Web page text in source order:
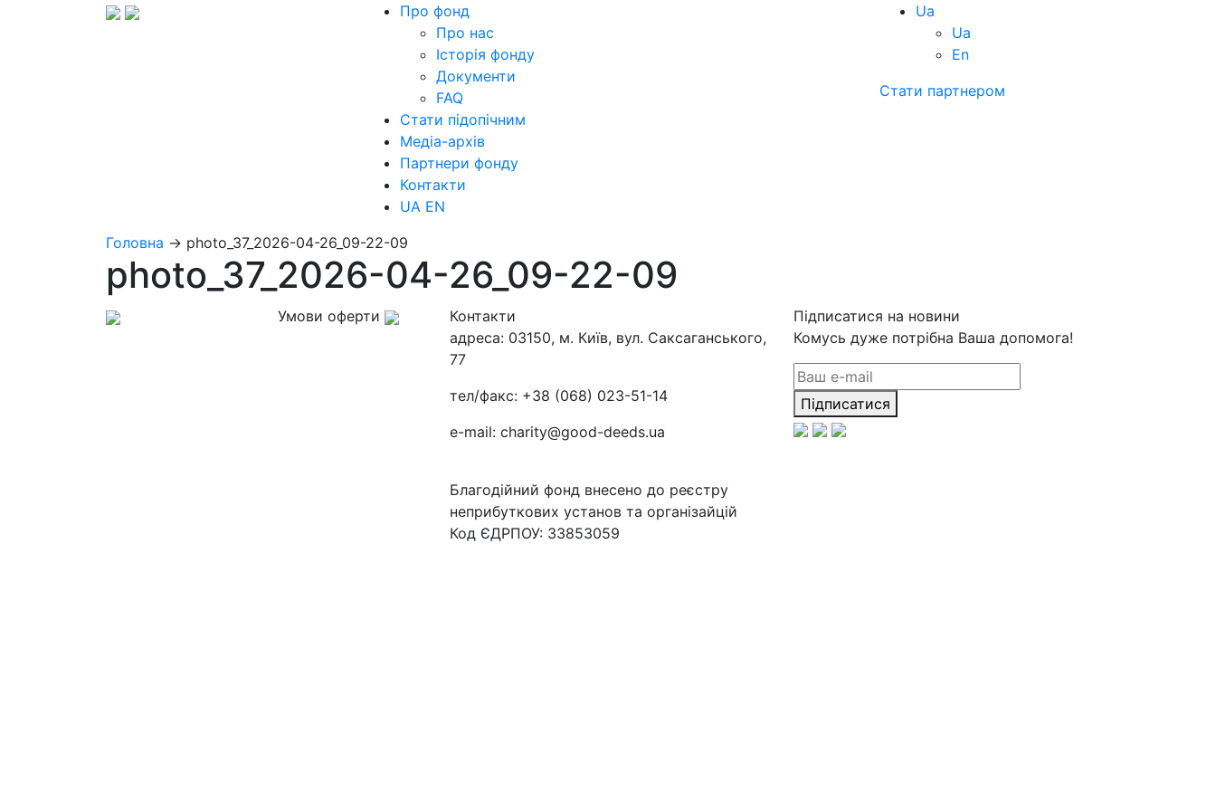
Про фонд
Про нас
Історія фонду
Документи
FAQ
Стати підопічним
Медіа-архів
Партнери фонду
Контакти
UA EN
Ua
Ua
En
Стати партнером
Головна → photo_37_2026-04-26_09-22-09
photo_37_2026-04-26_09-22-09
Умови оферти
Контакти
адреса: 03150, м. Київ, вул. Саксаганського,
77
тел/факс: +38 (068) 023-51-14
e-mail: charity@good-deeds.ua
Благодійний фонд внесено до реєстру
неприбуткових установ та організайцій
Код ЄДРПОУ: 33853059
Підписатися на новини
Комусь дуже потрібна Ваша допомога!
Підписатися